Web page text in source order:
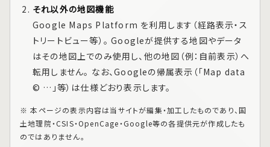
それ以外の地図機能
Google Maps Platform を利用します（経路表示・ス
トリートビュー等）。 Googleが提供する地図やデータ
はその地図上でのみ使用し、他の地図（例：自前表示）へ
転用しません。 なお、Googleの帰属表示（「Map data
© …」等）は仕様どおり表示します。
※ 本ページの表示内容は当サイトが編集・加工したものであり、国
土地理院・CSIS・OpenCage・Google等の各提供元が作成したも
のではありません。